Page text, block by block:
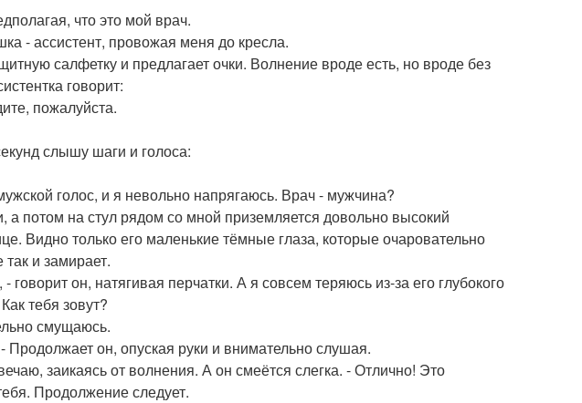
что это мой врач.
- ассистент, провожая меня до кресла.
салфетку и предлагает очки. Волнение вроде есть, но вроде без
говорит:
пожалуйста.
слышу шаги и голоса:
голос, и я невольно напрягаюсь. Врач - мужчина?
а потом на стул рядом со мной приземляется довольно высокий
Видно только его маленькие тёмные глаза, которые очаровательно
и замирает.
он, натягивая перчатки. А я совсем теряюсь из-за его глубокого
тебя зовут?
смущаюсь.
он, опуская руки и внимательно слушая.
заикаясь от волнения. А он смеётся слегка. - Отлично! Это
Продолжение следует.